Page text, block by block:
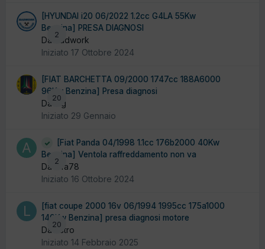
2
[HYUNDAI i20 06/2022 1.2cc G4LA 55Kw
Benzina] PRESA DIAGNOSI
Da badwork
Iniziato 17 Ottobre 2024
20
[FIAT BARCHETTA 09/2000 1747cc 188A6000
96Kw Benzina] Presa diagnosi
Da mg
Iniziato 29 Gennaio
2
[Fiat Panda 04/1998 1.1cc 176b2000 40Kw
Benzina] Ventola raffreddamento non va
Da alfa78
Iniziato 16 Ottobre 2024
20
[fiat coupe 2000 16v 06/1994 1995cc 175a1000
140Kw Benzina] presa diagnosi motore
Da liistro
Iniziato 14 Febbraio 2025